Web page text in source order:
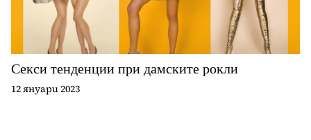
Секси тенденции при дамските рокли
12 януари 2023